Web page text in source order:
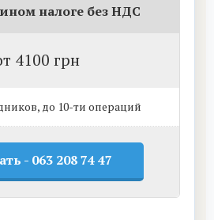
налоге без НДС
4100 грн
до 10-ти операций
- 063 208 74 47